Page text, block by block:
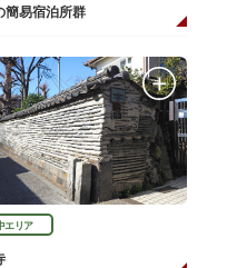
簡易宿泊所群
エリア